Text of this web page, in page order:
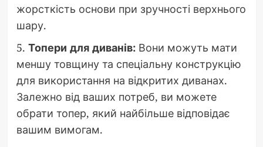
жорсткість основи при зручності верхнього
шару.
5. Топери для диванів:Вони можуть мати
меншу товщину та спеціальну конструкцію
для використання на відкритих диванах.
Залежно від ваших потреб, ви можете
обрати топер, який найбільше відповідає
вашим вимогам.